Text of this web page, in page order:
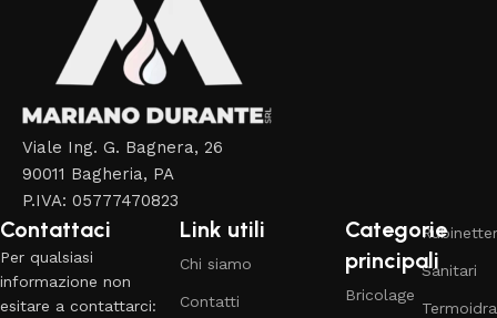
Viale Ing. G. Bagnera, 26
90011 Bagheria, PA
P.IVA: 05777470823
Contattaci
Per qualsiasi
informazione non
esitare a contattarci:
Link utili
Chi siamo
Contatti
Categorie
principali
Bricolage
Sanitari